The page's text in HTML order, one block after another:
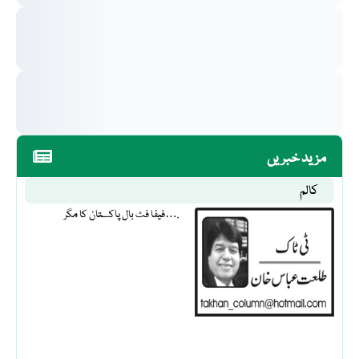
مزید خبریں
کالم
فیفا فٹ بال پاکستان کا مگر….